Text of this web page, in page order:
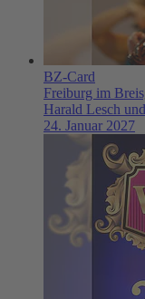
BZ-Card
Freiburg im
Harald Lesch
24. Januar 2027